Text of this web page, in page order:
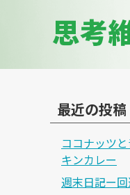
思考
最近の投稿
ココナッツ
キンカレー
週末日記ー